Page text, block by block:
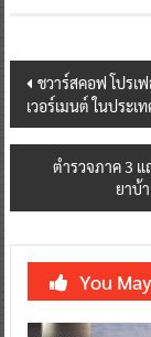
Post
navigation
ชวาร์สคอฟ โปรเ
เวอร์เมนต์ ในประเ
ตำรวจภาค 3
ยาบ้
You